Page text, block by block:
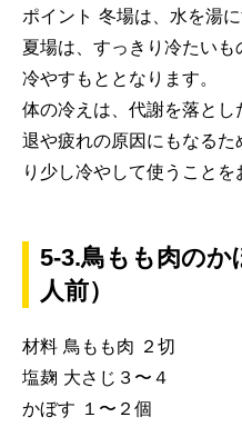
ポイント 冬場は、水を湯
夏場は、すっきり冷たい
冷やすもととなります。
体の冷えは、代謝を落と
退や疲れの原因にもなる
り少し冷やして使うことを
5-3.鳥もも肉のか
人前）
材料 鳥もも肉 ２切
塩麹 大さじ３〜４
かぼす １〜２個